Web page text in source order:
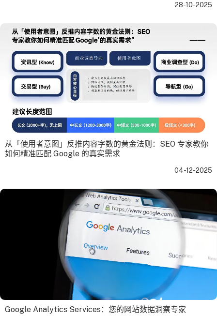
28-10-2025
从「使用者意图」反推内容字数的黄金法则：SEO 专家教你
如何精准匹配 Google 的真实需求
04-12-2025
Google Analytics Services：您的网站数据洞察专家